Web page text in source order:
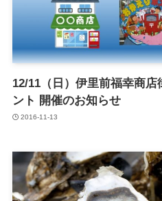
12/11（日）伊里前福幸商
ント 開催のお知らせ
2016-11-13